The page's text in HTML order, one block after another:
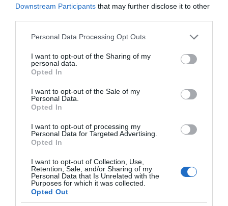
Downstream Participants that may further disclose it to other
Please note that this website/app uses one or more Google
not limited to your visit or usage behaviour. You may click to
grant or deny consent to Google and its third-party tags to
use your data for below specified purposes in below Google
consent section.
Personal Data Processing Opt Outs
I want to opt-out of the Sharing of my
personal data.
Opted In
I want to opt-out of the Sale of my
Personal Data.
Opted In
I want to opt-out of processing my
Personal Data for Targeted Advertising.
Opted In
I want to opt-out of Collection, Use,
Retention, Sale, and/or Sharing of my
Personal Data that Is Unrelated with the
Purposes for which it was collected.
Opted Out
«Μαγειρέματα»,
ένα… Τσουνάμι
Αλλαγών: Η Εβδομάδα
που Ανακάτεψε την
Ελληνικών Media
ΤΣΟΥΝΑΜΙ ψηφιακής οργής… συμπαρασύρει την
κυβέρνηση